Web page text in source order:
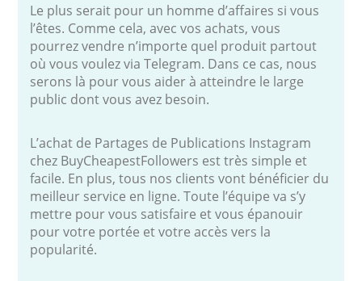
Le plus serait pour un homme d’affaires si vous
l’êtes. Comme cela, avec vos achats, vous
pourrez vendre n’importe quel produit partout
où vous voulez via Telegram. Dans ce cas, nous
serons là pour vous aider à atteindre le large
public dont vous avez besoin.
L’achat de Partages de Publications Instagram
chez BuyCheapestFollowers est très simple et
facile. En plus, tous nos clients vont bénéficier du
meilleur service en ligne. Toute l’équipe va s’y
mettre pour vous satisfaire et vous épanouir
pour votre portée et votre accès vers la
popularité.